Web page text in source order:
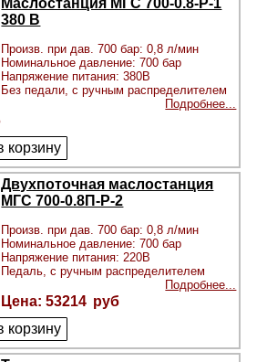
380 В
Произв. при дав. 700 бар: 0,8 л/мин
Номинальное давление: 700 бар
Напряжение питания: 380В
Без педали, с ручным распределителем
Подробнее...
Двухпоточная маслостанция
МГС 700-0.8П-Р-2
Произв. при дав. 700 бар: 0,8 л/мин
Номинальное давление: 700 бар
Напряжение питания: 220В
Педаль, с ручным распределителем
Подробнее...
53214